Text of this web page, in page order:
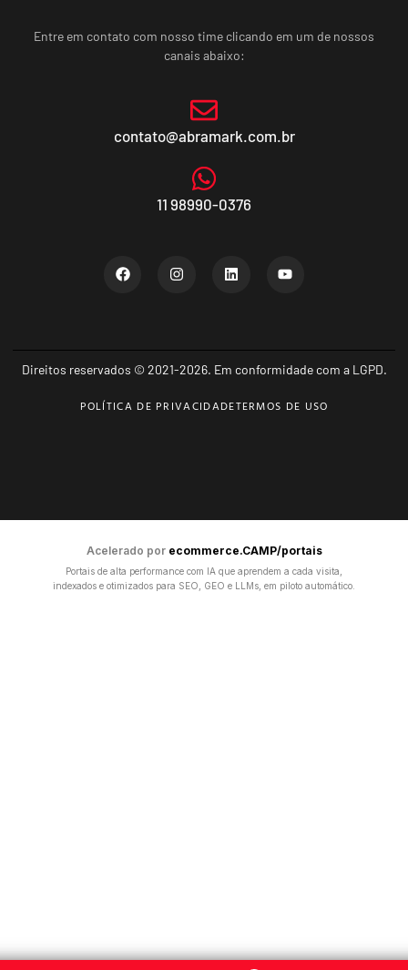
Entre em contato com nosso time clicando em um de nossos
canais abaixo:
contato@abramark.com.br
11 98990-0376
Direitos reservados © 2021-2026. Em conformidade com a LGPD.
POLÍTICA DE PRIVACIDADETERMOS DE USO
Acelerado por ecommerce.CAMP/portais
Portais de alta performance com IA que aprendem a cada visita,
indexados e otimizados para SEO, GEO e LLMs, em piloto automático.